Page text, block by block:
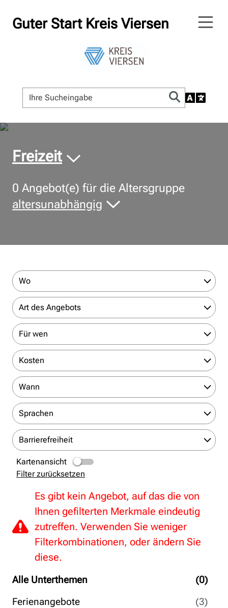
Guter Start Kreis Viersen
© Bildnachweis
Freizeit
0 Angebot(e) für die Altersgruppe
altersunabhängig
Alle Unterthemen
(0)
Ferienangebote
(3)
Wo
Art des Angebots
Für wen
Kosten
Wann
Sprachen
Barrierefreiheit
Kartenansicht
Filter zurücksetzen
Es gibt kein Angebot, auf das die von
Ihnen gefilterten Merkmale eindeutig
zutreffen. Verwenden Sie weniger
Filterkombinationen, oder ändern Sie
diese.